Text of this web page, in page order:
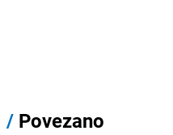
/ Povezano